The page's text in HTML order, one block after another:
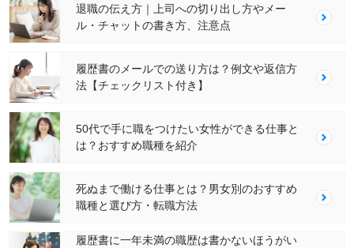
退職の伝え方｜上司への切り出し方やメー
ル・チャットの書き方、注意点
履歴書のメールでの送り方は？例文や返信方
法【チェックリスト付き】
50代で手に職をつけたい女性ができる仕事と
は？おすすめ職種を紹介
死ぬまで働ける仕事とは？男女別のおすすめ
職種と選び方・転職方法
履歴書に一年未満の職歴は書かないほうがい